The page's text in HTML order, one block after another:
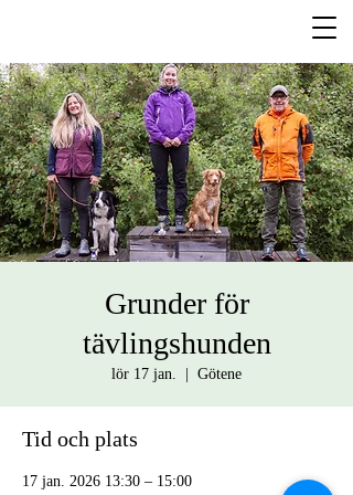
Grunder för
tävlingshunden
lör 17 jan. Götene
Tid och plats
17 jan. 2026 13:30 – 15:00